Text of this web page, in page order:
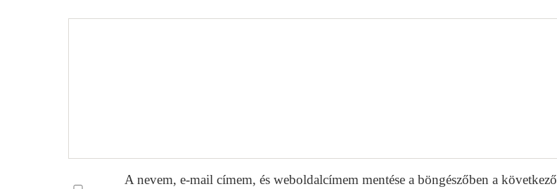
A nevem, e-mail címem, és weboldalcímem mentése a böngészőben a következő